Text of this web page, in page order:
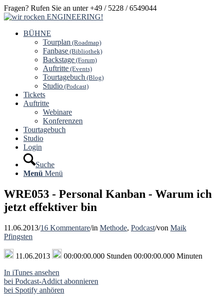
Fragen? Rufen Sie an unter +49 / 5228 / 6549044
BÜHNE
Tourplan (Roadmap)
Fanbase (Bibliothek)
Backstage (Forum)
Auftritte (Events)
Tourtagebuch (Blog)
Studio (Podcast)
Tickets
Auftritte
Webinare
Konferenzen
Tourtagebuch
Studio
Login
Suche
Menü Menü
WRE053 - Personal Kanban - Warum ich
jetzt effektiver bin
11.06.2013/16 Kommentare/in Methode, Podcast/von Maik
Pfingsten
11.06.2013
00:00:00.000 Stunden 00:00:00.000 Minuten
In iTunes ansehen
bei Podcast-Addict abonnieren
bei Spotify anhören